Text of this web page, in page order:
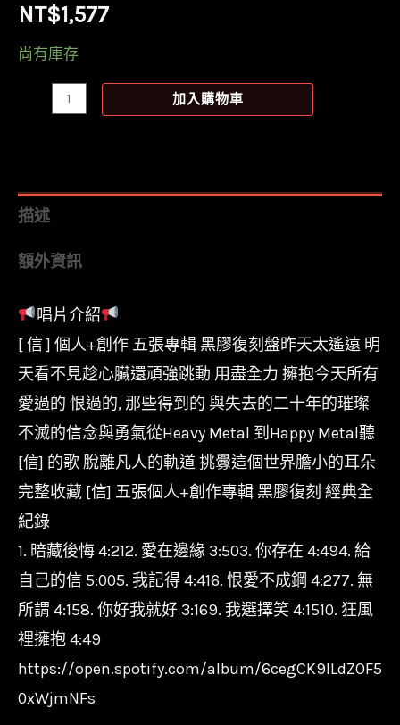
NT$1,577
尚有庫存
信
-
記
得/AVCLP99017/avex
數
量
加入購物車
描述
額外資訊
唱片介紹
[ 信 ] 個人+創作 五張專輯 黑膠復刻盤昨天太遙遠 明
天看不見趁心臟還頑強跳動 用盡全力 擁抱今天所有
愛過的 恨過的, 那些得到的 與失去的二十年的璀璨
不滅的信念與勇氣從Heavy Metal 到Happy Metal聽
[信] 的歌 脫離凡人的軌道 挑釁這個世界膽小的耳朵
完整收藏 [信] 五張個人+創作專輯 黑膠復刻 經典全
紀錄
1. 暗藏後悔 4:212. 愛在邊緣 3:503. 你存在 4:494. 給
自己的信 5:005. 我記得 4:416. 恨愛不成鋼 4:277. 無
所謂 4:158. 你好我就好 3:169. 我選擇笑 4:1510. 狂風
裡擁抱 4:49
https://open.spotify.com/album/6cegCK9lLdZOF5
0xWjmNFs